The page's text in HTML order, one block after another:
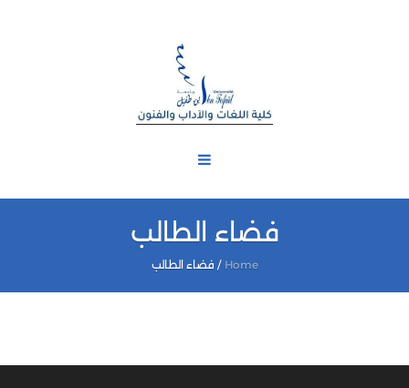
فضاء الطالب
Home
/ فضاء الطالب